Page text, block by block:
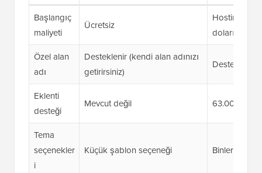
Başlangıç
maliyeti
Ücretsiz
Hosting için
dolarından
Özel alan
adı
Desteklenir (kendi alan adınızı
getirirsiniz)
Desteklenir,
Eklenti
desteği
Mevcut değil 63.000'den
Tema
seçenekler
i
Küçük şablon seçeneği Binlerce